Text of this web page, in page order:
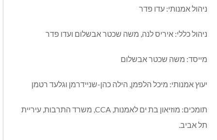
ניהול אמנותי: עדו פדר
ניהול כללי: איריס לנה, משה שכטר אבשלום ועדו פדר
מייסד: משה שכטר אבשלום
יעוץ אמנותי: מיכל הלפמן, הילה כהן-שניידרמן וגלעד רטמן
תומכים: מוזיאון בת ים לאמנות, CCA, משרד התרבות, עיריית
תל אביב.